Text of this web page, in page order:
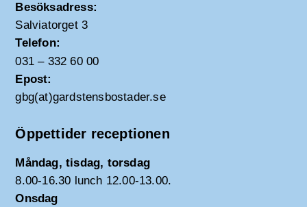
Besöksadress:
Salviatorget 3
Telefon:
031 – 332 60 00
Epost:
gbg(at)gardstensbostader.se
Öppettider receptionen
Måndag, tisdag, torsdag
8.00-16.30 lunch 12.00-13.00.
Onsdag